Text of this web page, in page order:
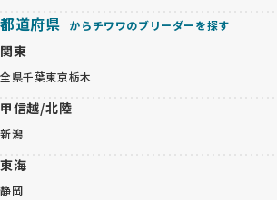
都道府県 からチワワのブリーダーを探す
関東
全県千葉東京栃木
甲信越/北陸
新潟
東海
静岡